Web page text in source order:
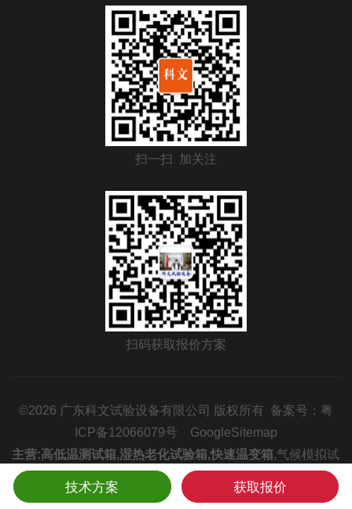
扫一扫 加关注
扫码获取报价方案
©2026 广东科文试验设备有限公司 版权所有 备案号： 粤
ICP备12066079号
GoogleSitemap
主营:高低温测试箱,湿热老化试验箱,快速温变箱,气候模拟试
冷热冲击箱 温度循环试验箱
技术方案 获取报价